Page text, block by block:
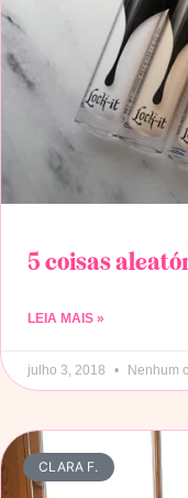
5 coisas
LEIA MAIS »
julho 3, 2018 Nenhum
CLARA F.